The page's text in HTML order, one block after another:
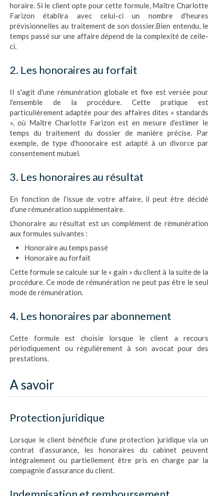
horaire. Si le client opte pour cette formule, Maître Charlotte
Farizon établira avec celui-ci un nombre d’heures
prévisionnelles au traitement de son dossier.Bien entendu, le
temps passé sur une affaire dépend de la complexité de celle-
ci.
2. Les honoraires au forfait
Il s'agit d'une rémunération globale et fixe est versée pour
l’ensemble de la procédure. Cette pratique est
particulièrement adaptée pour des affaires dites « standards
», où Maître Charlotte Farizon est en mesure d’estimer le
temps du traitement du dossier de manière précise. Par
exemple, de type d'honoraire est adapté à un divorce par
consentement mutuel.
3. Les honoraires au résultat
En fonction de l’issue de votre affaire, il peut être décidé
d’une rémunération supplémentaire.
L'honoraire au résultat est un complément de rémunération
aux formules suivantes :
Honoraire au temps passé
Honoraire au forfait
Cette formule se calcule sur le « gain » du client à la suite de la
procédure. Ce mode de rémunération ne peut pas être le seul
mode de rémunération.
4. Les honoraires par abonnement
Cette formule est choisie lorsque le client a recours
périodiquement ou régulièrement à son avocat pour des
prestations.
A savoir
Protection juridique
Lorsque le client bénéficie d’une protection juridique via un
contrat d’assurance, les honoraires du cabinet peuvent
intégralement ou partiellement être pris en charge par la
compagnie d’assurance du client.